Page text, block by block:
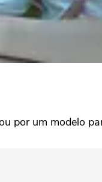
por um modelo